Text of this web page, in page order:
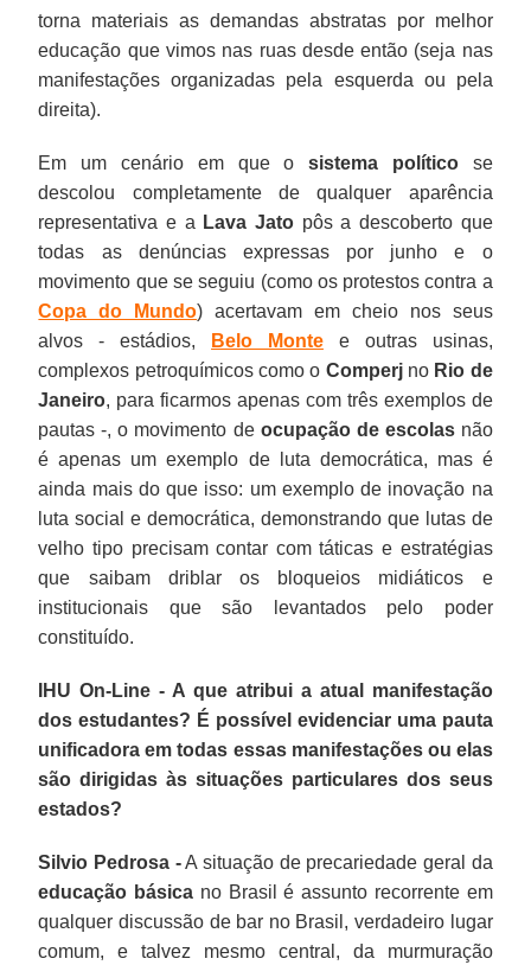
torna materiais as demandas abstratas por melhor
educação que vimos nas ruas desde então (seja nas
manifestações organizadas pela esquerda ou pela
direita).
Em um cenário em que osistema políticose
descolou completamente de qualquer aparência
representativa e a Lava Jato pôs a descoberto que
todas as denúncias expressas por junho e o
movimento que se seguiu (como os protestos contra a
Copa do Mundo) acertavam em cheio nos seus
alvos - estádios,
Belo Montee outras usinas,
complexos petroquímicos como o Comperjno Rio de
Janeiro, para ficarmos apenas com três exemplos de
pautas -, o movimento de ocupação de escolasnão
é apenas um exemplo de luta democrática, mas é
ainda mais do que isso: um exemplo de inovação na
luta social e democrática, demonstrando que lutas de
velho tipo precisam contar com táticas e estratégias
que saibam driblar os bloqueios midiáticos e
institucionais que são levantados pelo poder
constituído.
IHU On-Line - A que atribui a atual manifestação
dos estudantes? É possível evidenciar uma pauta
unificadora em todas essas manifestações ou elas
são dirigidas às situações particulares dos seus
estados?
Silvio Pedrosa -A situação de precariedade geral da
educação básica no Brasil é assunto recorrente em
qualquer discussão de bar no Brasil, verdadeiro lugar
comum, e talvez mesmo central, da murmuração